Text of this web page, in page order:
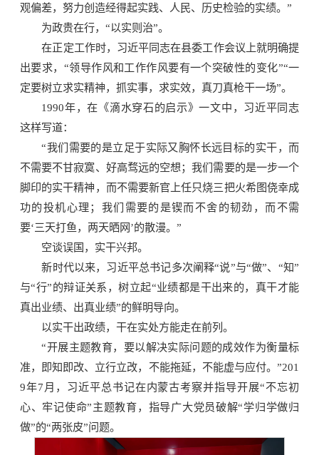
观偏差，努力创造经得起实践、人民、历史检验的实绩。”
为政贵在行，“以实则治”。
在正定工作时，习近平同志在县委工作会议上就明确提
出要求，“领导作风和工作作风要有一个突破性的变化”“一
定要树立求实精神，抓实事，求实效，真刀真枪干一场”。
1990年，在《滴水穿石的启示》一文中，习近平同志
这样写道：
“我们需要的是立足于实际又胸怀长远目标的实干，而
不需要不甘寂寞、好高骛远的空想；我们需要的是一步一个
脚印的实干精神，而不需要新官上任只烧三把火希图侥幸成
功的投机心理；我们需要的是锲而不舍的韧劲，而不需
要‘三天打鱼，两天晒网’的散漫。”
空谈误国，实干兴邦。
新时代以来，习近平总书记多次阐释“说”与“做”、“知”
与“行”的辩证关系，树立起“业绩都是干出来的，真干才能
真出业绩、出真业绩”的鲜明导向。
以实干出政绩，干在实处方能走在前列。
“开展主题教育，要以解决实际问题的成效作为衡量标
准，即知即改、立行立改，不能拖延，不能虚与应付。”201
9年7月，习近平总书记在内蒙古考察并指导开展“不忘初
心、牢记使命”主题教育，指导广大党员破解“学归学做归
做”的“两张皮”问题。